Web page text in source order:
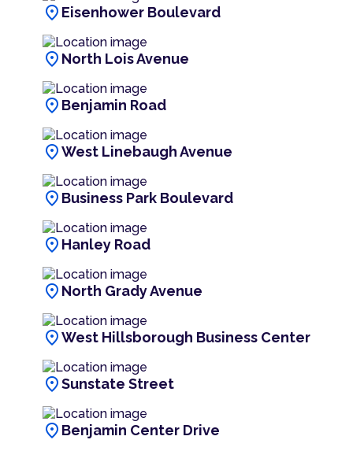
location_on Eisenhower Boulevard
location_on North Lois Avenue
location_on Benjamin Road
location_onWest Linebaugh Avenue
location_on Business Park Boulevard
location_on Hanley Road
location_on North Grady Avenue
location_onWest Hillsborough Business Center
location_onSunstate Street
location_on Benjamin Center Drive